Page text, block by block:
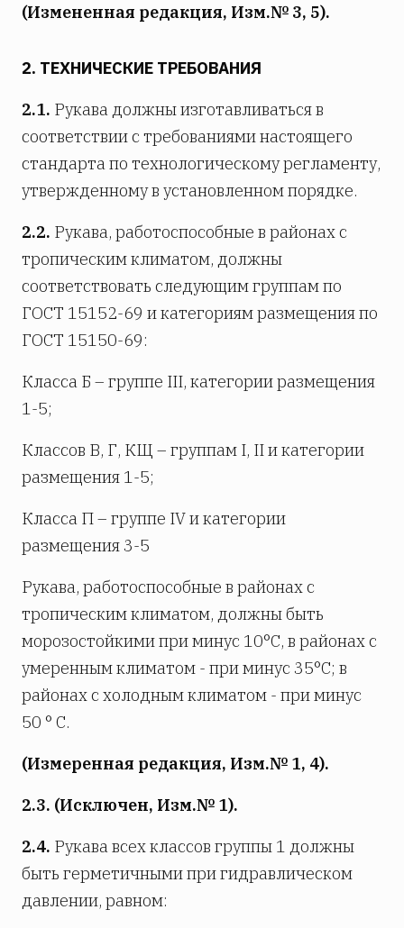
(Измененная редакция, Изм.№ 3, 5).
2. ТЕХНИЧЕСКИЕ ТРЕБОВАНИЯ
2.1. Рукава должны изготавливаться в
соответствии с требованиями настоящего
стандарта по технологическому регламенту,
утвержденному в установленном порядке.
2.2. Рукава, работоспособные в районах с
тропическим климатом, должны
соответствовать следующим группам по
ГОСТ 15152-69 и категориям размещения по
ГОСТ 15150-69:
Класса Б – группе III, категории размещения
1-5;
Классов В, Г, КЩ – группам I, II и категории
размещения 1-5;
Класса П – группе IV и категории
размещения 3-5
Рукава, работоспособные в районах с
тропическим климатом, должны быть
морозостойкими при минус 10°С, в районах с
умеренным климатом - при минус 35°С; в
районах с холодным климатом - при минус
50 ° С.
(Измеренная редакция, Изм.№ 1, 4).
2.3. (Исключен, Изм.№ 1).
2.4. Рукава всех классов группы 1 должны
быть герметичными при гидравлическом
давлении, равном: